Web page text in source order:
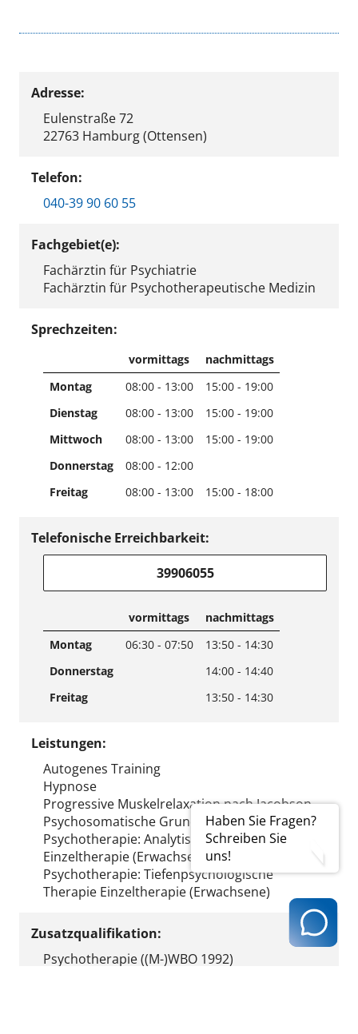
Haben Sie Fragen?
Schreiben Sie
uns!
Adresse:
Eulenstraße 72
22763 Hamburg (Ottensen)
Telefon:
040-39 90 60 55
Fachgebiet(e):
Fachärztin für Psychiatrie
Fachärztin für Psychotherapeutische Medizin
Sprechzeiten:
vormittags
nachmittags
Montag
08:00 - 13:00
15:00 - 19:00
Dienstag
08:00 - 13:00
15:00 - 19:00
Mittwoch
08:00 - 13:00
15:00 - 19:00
Donnerstag
08:00 - 12:00
Freitag
08:00 - 13:00 15:00 - 18:00
Telefonische Erreichbarkeit:
39906055
vormittags
nachmittags
Montag
06:30 - 07:50
13:50 - 14:30
Donnerstag
14:00 - 14:40
Freitag
13:50 - 14:30
Leistungen:
Autogenes Training
Hypnose
Progressive Muskelrelaxation nach Jacobson
Psychosomatische Grundversorgung
Psychotherapie: Analytische Therapie
Einzeltherapie (Erwachsene)
Psychotherapie: Tiefenpsychologische
Therapie Einzeltherapie (Erwachsene)
Zusatzqualifikation:
Psychotherapie ((M-)WBO 1992)